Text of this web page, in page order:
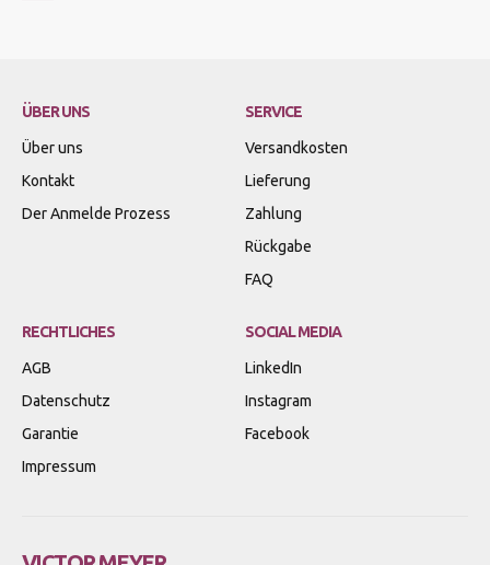
ÜBER UNS
Über uns
Kontakt
Der Anmelde Prozess
SERVICE
Versandkosten
Lieferung
Zahlung
Rückgabe
FAQ
RECHTLICHES
AGB
Datenschutz
Garantie
Impressum
SOCIAL MEDIA
LinkedIn
Instagram
Facebook